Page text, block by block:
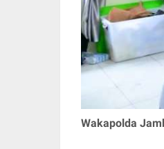
Wakapolda